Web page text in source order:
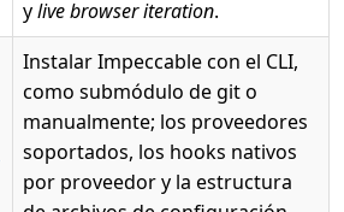
ylive browser iteration.
Instalar Impeccable con el CLI,
como submódulo de git o
manualmente; los proveedores
soportados, los hooks nativos
por proveedor y la estructura